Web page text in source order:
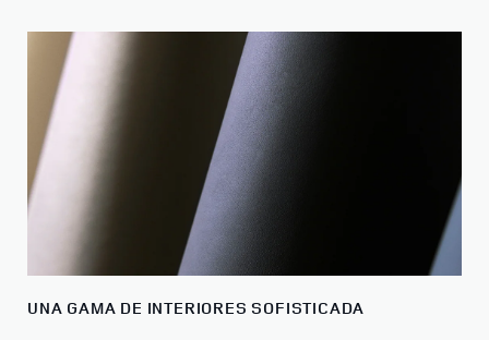
UNA GAMA DE INTERIORES SOFISTICADA